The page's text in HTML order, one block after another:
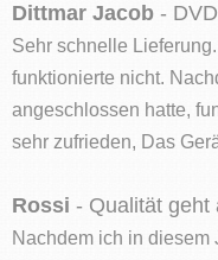
Dittmar Jacob -
Sehr schnelle
funktionierte nicht.
angeschlossen hatte,
sehr zufrieden, Das
Rossi - Qualität geht
Nachdem ich in diesem